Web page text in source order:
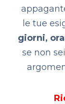
le tue
giorni,
se non